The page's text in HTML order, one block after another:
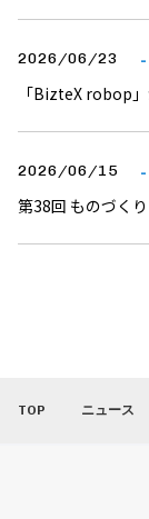
2026/06/23
「BizteX robop
2026/06/15
第38回 ものづく
TOP ニュース